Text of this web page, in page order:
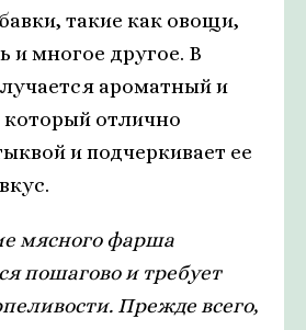
такие как овощи,
и многое другое. В
ароматный и
отлично
и подчеркивает ее
мясного фарша
пошагово и требует
Прежде всего,